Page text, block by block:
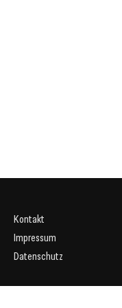
Kontakt
Impressum
Datenschutz